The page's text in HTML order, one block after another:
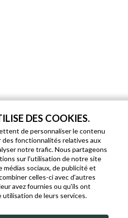
DES COOKIES.
de personnaliser le contenu
des fonctionnalités relatives aux
notre trafic. Nous partageons
sur l'utilisation de notre site
médias sociaux, de publicité et
celles-ci avec d'autres
avez fournies ou qu'ils ont
de leurs services.